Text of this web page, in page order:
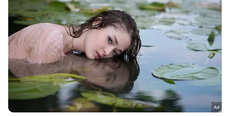
കേരളത്തിലെ എല്ലാ വാർത്തകൾKerala
Newsഅറിയാൻ എപ്പോഴും ഏഷ്യാനെറ്റ്
ന്യൂസ് വാർത്തകൾ.Malayalam News
തത്സമയ അപ്‌ഡേറ്റുകളും ആഴത്തിലുള്ള
വിശകലനവും സമഗ്രമായ റിപ്പോർട്ടിംഗും —
എല്ലാം ഒരൊറ്റ സ്ഥലത്ത്. ഏത് സമയത്തും,
എവിടെയും വിശ്വസനീയമായ വാർത്തകൾ
ലഭിക്കാൻAsianet News Malayalam